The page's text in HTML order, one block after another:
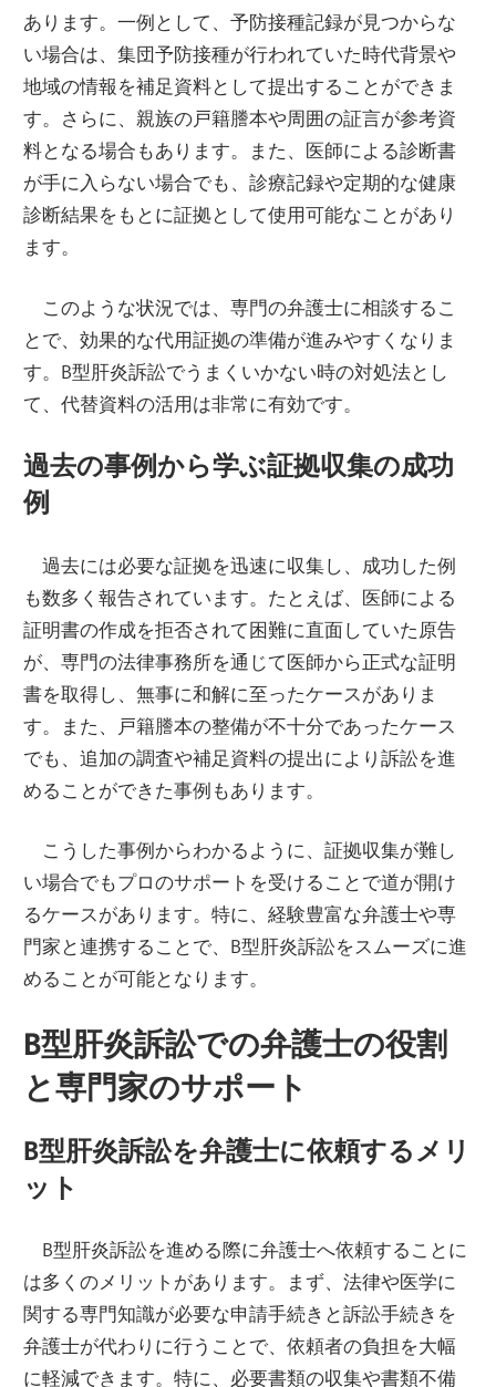
あります。一例として、予防接種記録が見つからな
い場合は、集団予防接種が行われていた時代背景や
地域の情報を補足資料として提出することができま
す。さらに、親族の戸籍謄本や周囲の証言が参考資
料となる場合もあります。また、医師による診断書
が手に入らない場合でも、診療記録や定期的な健康
診断結果をもとに証拠として使用可能なことがあり
ます。
このような状況では、専門の弁護士に相談するこ
とで、効果的な代用証拠の準備が進みやすくなりま
す。B型肝炎訴訟でうまくいかない時の対処法とし
て、代替資料の活用は非常に有効です。
過去の事例から学ぶ証拠収集の成功
例
過去には必要な証拠を迅速に収集し、成功した例
も数多く報告されています。たとえば、医師による
証明書の作成を拒否されて困難に直面していた原告
が、専門の法律事務所を通じて医師から正式な証明
書を取得し、無事に和解に至ったケースがありま
す。また、戸籍謄本の整備が不十分であったケース
でも、追加の調査や補足資料の提出により訴訟を進
めることができた事例もあります。
こうした事例からわかるように、証拠収集が難し
い場合でもプロのサポートを受けることで道が開け
るケースがあります。特に、経験豊富な弁護士や専
門家と連携することで、B型肝炎訴訟をスムーズに進
めることが可能となります。
B型肝炎訴訟での弁護士の役割
と専門家のサポート
B型肝炎訴訟を弁護士に依頼するメリ
ット
B型肝炎訴訟を進める際に弁護士へ依頼することに
は多くのメリットがあります。まず、法律や医学に
関する専門知識が必要な申請手続きと訴訟手続きを
弁護士が代わりに行うことで、依頼者の負担を大幅
に軽減できます。特に、必要書類の収集や書類不備